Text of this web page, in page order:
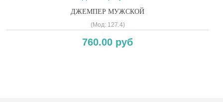
ДЖЕМПЕР МУЖСКОЙ
(Мод: 127.4)
760.00 руб